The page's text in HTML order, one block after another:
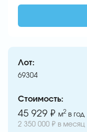
Лот:
69304
Стоимость:
45 929 ₽ м2 в год
2 350 000 ₽ в месяц